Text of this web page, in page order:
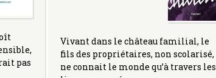
pas
Vivant dans le château familial, le
fils des propriétaires, non scolarisé,
ne connait le monde qu’à travers les